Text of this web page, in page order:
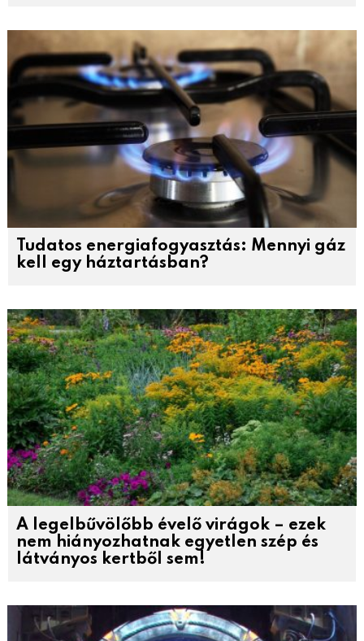
Tudatos energiafogyasztás: Mennyi gáz
kell egy háztartásban?
A legelbűvölőbb évelő virágok – ezek
nem hiányozhatnak egyetlen szép és
látványos kertből sem!